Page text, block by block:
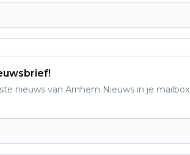
nieuws van Arnhem Nieuws in je mailbox